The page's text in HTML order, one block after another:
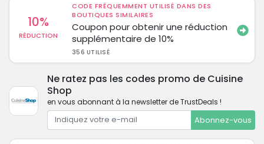
10%
RÉDUCTION
CODE FRÉQUEMMENT UTILISÉ DANS DES
BOUTIQUES SIMILAIRES
Coupon pour obtenir une réduction
supplémentaire de 10%
356 UTILISÉ
Ne ratez pas les codes promo de Cuisine
Shop
en vous abonnant à la newsletter de TrustDeals !
Abonnez-vous